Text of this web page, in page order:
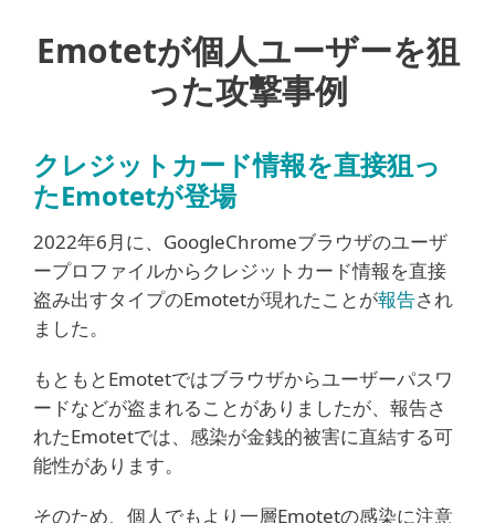
Emotetが個人ユーザーを狙
った攻撃事例
クレジットカード情報を直接狙っ
たEmotetが登場
2022年6月に、GoogleChromeブラウザのユーザ
ープロファイルからクレジットカード情報を直接
盗み出すタイプのEmotetが現れたことが報告され
ました。
もともとEmotetではブラウザからユーザーパスワ
ードなどが盗まれることがありましたが、報告さ
れたEmotetでは、感染が金銭的被害に直結する可
能性があります。
そのため、個人でもより一層Emotetの感染に注意